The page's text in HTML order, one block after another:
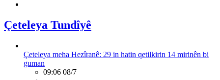
Çeteleya Tundîyê
Çeteleya meha Hezîranê: 29 in hatin qetilkirin 14 mirinên bi
guman
09:06 08/7